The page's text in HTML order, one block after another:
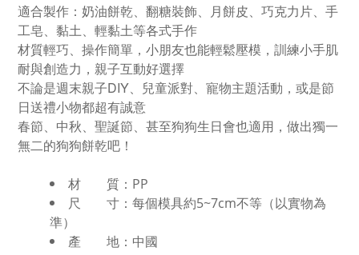
適合製作：奶油餅乾、翻糖裝飾、月餅皮、巧克力片、手
工皂、黏土、輕黏土等各式手作
材質輕巧、操作簡單，小朋友也能輕鬆壓模，訓練小手肌
耐與創造力，親子互動好選擇
不論是週末親子DIY、兒童派對、寵物主題活動，或是節
日送禮小物都超有誠意
春節、中秋、聖誕節、甚至狗狗生日會也適用，做出獨一
無二的狗狗餅乾吧！
材 質：PP
尺 寸：每個模具約5~7cm不等（以實物為
準）
產 地：中國